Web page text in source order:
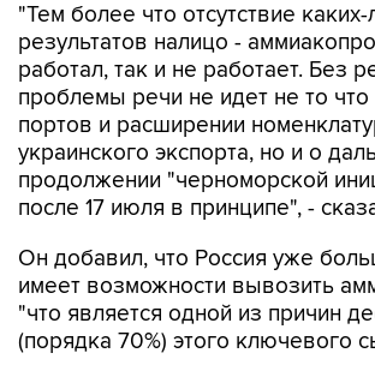
"Тем более что отсутствие каких-
результатов налицо -
работал, так и не работает. Без
проблемы речи не идет не то
портов и расширении
украинского экспорта, но и о
продолжении "черноморской
после 17 июля в принципе", -
Он добавил, что Россия уже
имеет возможности вывозить
"что является одной из причин
(порядка 70%) этого ключевого